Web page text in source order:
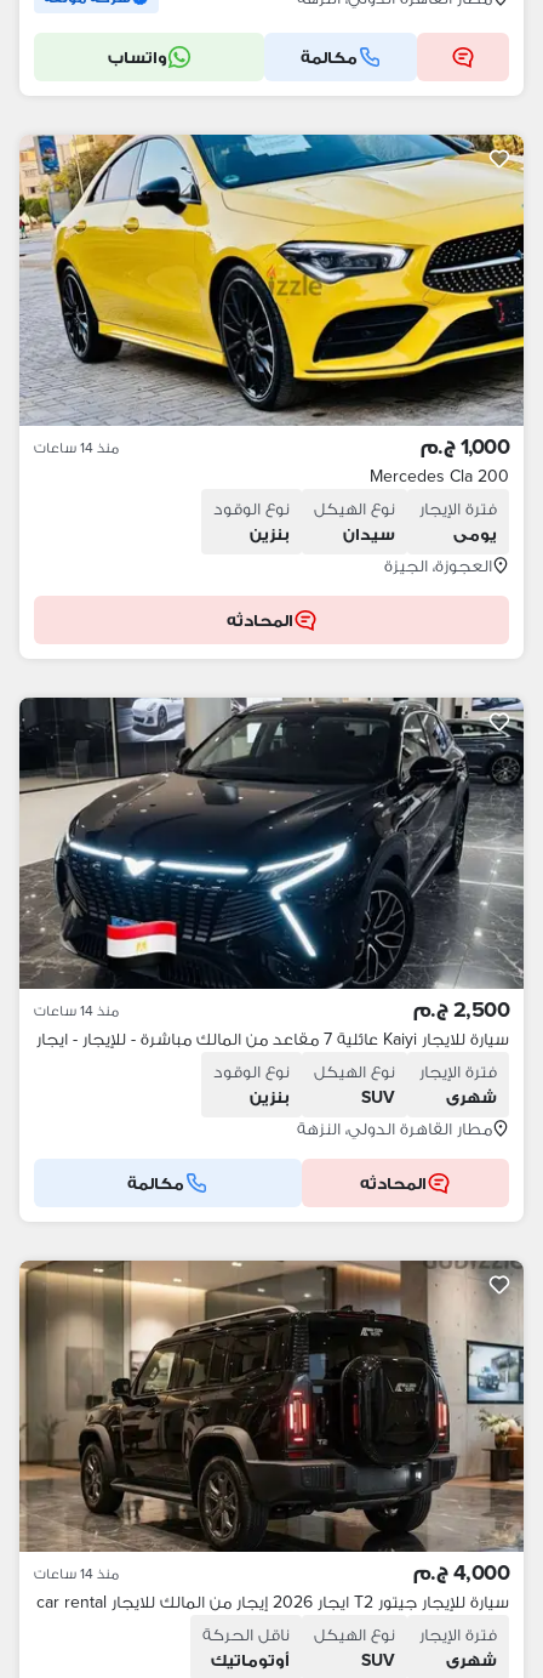
مكالمة واتساب
1,000 ج.م منذ 14 ساعات
Mercedes Cla 200
فترة الإيجار
يومى
نوع الهيكل
سيدان
نوع الوقود
بنزين
العجوزة، الجيزة
المحادثه
2,500 ج.م منذ 14 ساعات
سيارة للايجار Kaiyi عائلية 7 مقاعد من المالك مباشرة - للإيجار - ايجار
فترة الإيجار
شهرى
نوع الهيكل
SUV
نوع الوقود
بنزين
مطار القاهرة الدولي، النزهة
المحادثه مكالمة
4,000 ج.م منذ 14 ساعات
سيارة للإيجار جيتور T2 ايجار 2026 إيجار من المالك للايجار car rental
فترة الإيجار
شهرى
نوع الهيكل
SUV
ناقل الحركة
أوتوماتيك